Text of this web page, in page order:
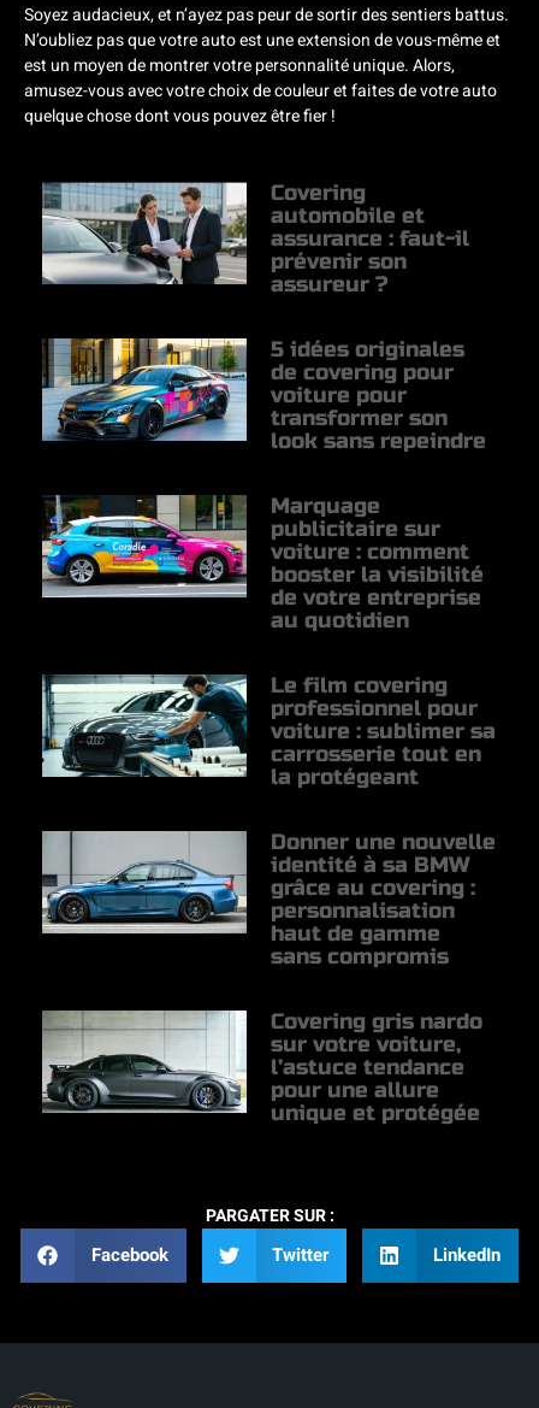
Soyez audacieux, et n’ayez pas peur de sortir des sentiers battus.
N’oubliez pas que votre auto est une extension de vous-même et
est un moyen de montrer votre personnalité unique. Alors,
amusez-vous avec votre choix de couleur et faites de votre auto
quelque chose dont vous pouvez être fier !
Covering
automobile et
assurance : faut-il
prévenir son
assureur ?
5 idées originales
de covering pour
voiture pour
transformer son
look sans repeindre
Marquage
publicitaire sur
voiture : comment
booster la visibilité
de votre entreprise
au quotidien
Le film covering
professionnel pour
voiture : sublimer sa
carrosserie tout en
la protégeant
Donner une nouvelle
identité à sa BMW
grâce au covering :
personnalisation
haut de gamme
sans compromis
Covering gris nardo
sur votre voiture,
l’astuce tendance
pour une allure
unique et protégée
PARGATER SUR :
Facebook Twitter LinkedIn